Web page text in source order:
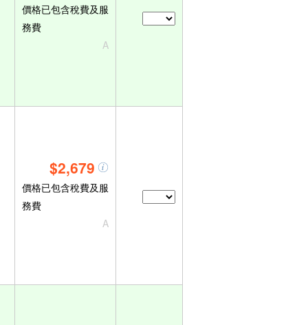
價格已包含稅費及服
務費
A
$2,679
價格已包含稅費及服
務費
A